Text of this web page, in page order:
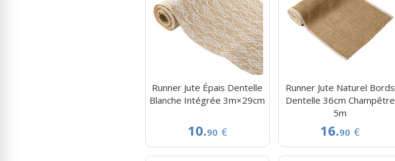
Runner Jute Épais Dentelle
Blanche Intégrée 3m×29cm
10.90 €
Runner Jute Naturel Bords
Dentelle 36cm Champêtre
5m
16.90 €